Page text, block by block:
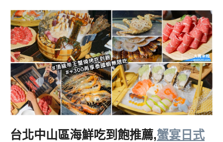
台北中山區海鮮吃到飽推薦,蟹宴日式